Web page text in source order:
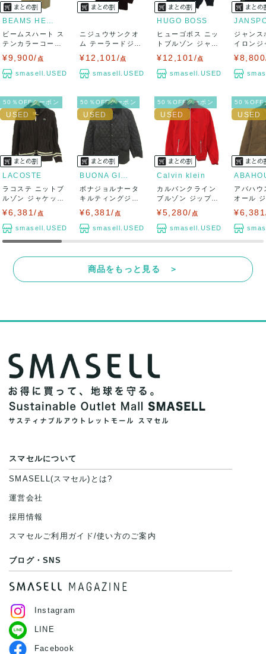
BEAMS HEART
ビームスハート ス
テンカラーコート
¥9,900/ 点
smasell.USED
ニジュウサンクオ
ム テーラードジャ
¥12,101/点
smasell.USED
HUGO BOSS
ヒューゴボス ニッ
トブルゾン ジャケ
¥12,101/点
smasell.USED
ジャンス
イロンジ
50％OFFクーポン
LACOSTE
ラコステ ニットブ
ルゾン ジャケット
¥6,381/ 点
smasell.USED
50％OFFクーポン
BUONA GIORNATA
ボナジョルナータ
キルティングジャ
¥6,381/ 点
smasell.USED
50％OFFクーポン
Calvin klein
カルバンクライン
ブルゾン ジップア
¥5,280/ 点
smasell.USED
50％OFF
アバハウ
オール
商品をもっと見る ＞
スマセルについて
SMASELL(スマセル)とは?
運営会社
採用情報
スマセルご利用ガイド/使い方のご案内
ブログ・SNS
Instagram
LINE
Facebook